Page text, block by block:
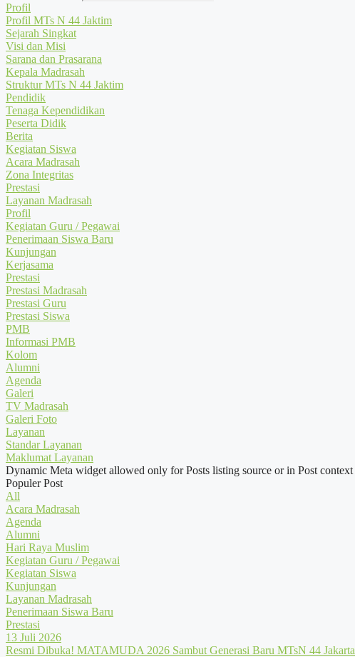
Profil
Profil MTs N 44 Jaktim
Sejarah Singkat
Visi dan Misi
Sarana dan Prasarana
Kepala Madrasah
Struktur MTs N 44 Jaktim
Pendidik
Tenaga Kependidikan
Peserta Didik
Berita
Kegiatan Siswa
Acara Madrasah
Zona Integritas
Prestasi
Layanan Madrasah
Profil
Kegiatan Guru / Pegawai
Penerimaan Siswa Baru
Kunjungan
Kerjasama
Prestasi
Prestasi Madrasah
Prestasi Guru
Prestasi Siswa
PMB
Informasi PMB
Kolom
Alumni
Agenda
Galeri
TV Madrasah
Galeri Foto
Layanan
Standar Layanan
Maklumat Layanan
Dynamic Meta widget allowed only for Posts listing source or in Post context
Populer Post
All
Acara Madrasah
Agenda
Alumni
Hari Raya Muslim
Kegiatan Guru / Pegawai
Kegiatan Siswa
Kunjungan
Layanan Madrasah
Penerimaan Siswa Baru
Prestasi
13 Juli 2026
Resmi Dibuka! MATAMUDA 2026 Sambut Generasi Baru MTsN 44 Jakarta